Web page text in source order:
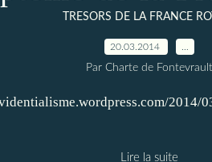
TRESORS DE LA FRANCE
20.03.2014
Par Charte de Fontevrault
2014/
Lire la suite